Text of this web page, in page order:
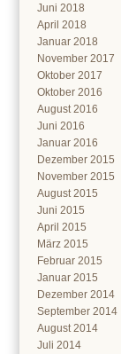
Juni 2018
April 2018
Januar 2018
November 2017
Oktober 2017
Oktober 2016
August 2016
Juni 2016
Januar 2016
Dezember 2015
November 2015
August 2015
Juni 2015
April 2015
März 2015
Februar 2015
Januar 2015
Dezember 2014
September 2014
August 2014
Juli 2014